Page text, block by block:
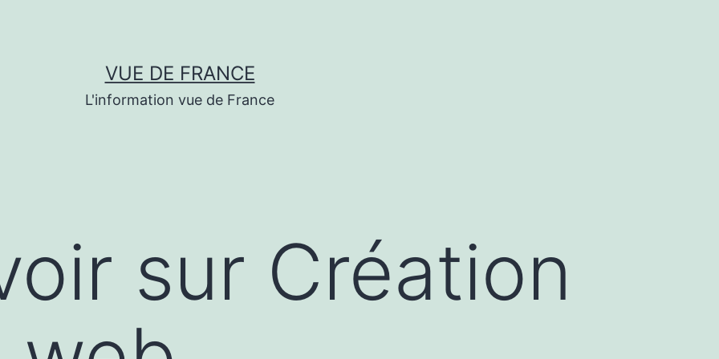
VUE DE FRANCE
L'information vue de France
sur Création